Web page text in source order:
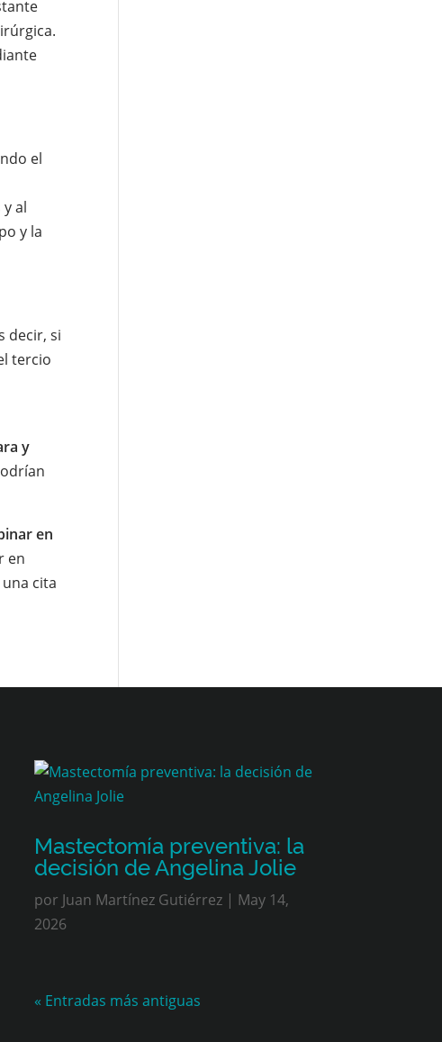
el
al
y la
decir, si
tercio
y
en
en
cita
Mastectomía preventiva: la
decisión de Angelina Jolie
por Juan Martínez Gutiérrez| May 14,
2026
« Entradas más antiguas